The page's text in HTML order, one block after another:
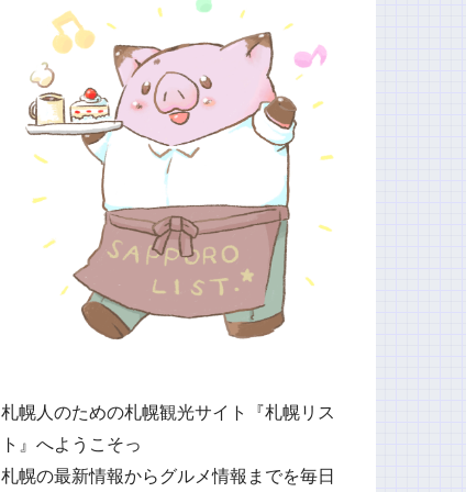
札幌人のための札幌観光サイト『札幌リス
ト』へようこそっ
札幌の最新情報からグルメ情報までを毎日